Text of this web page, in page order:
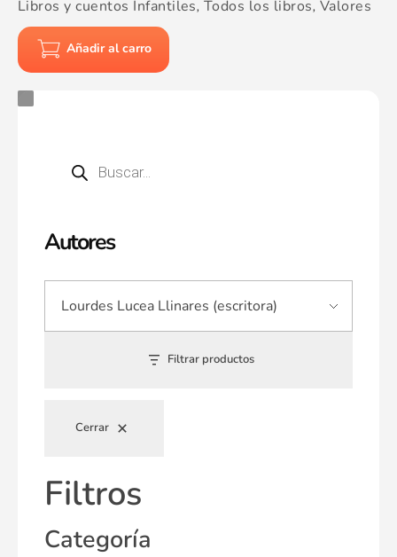
Autores
Filtrar productos
Cerrar
Filtros
Categoría
Libros y cuentos Infantiles, Todos los libros, Valores
Añadir al carro